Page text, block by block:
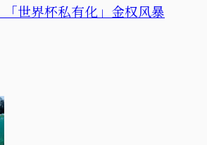
世界杯私有化」金权风暴